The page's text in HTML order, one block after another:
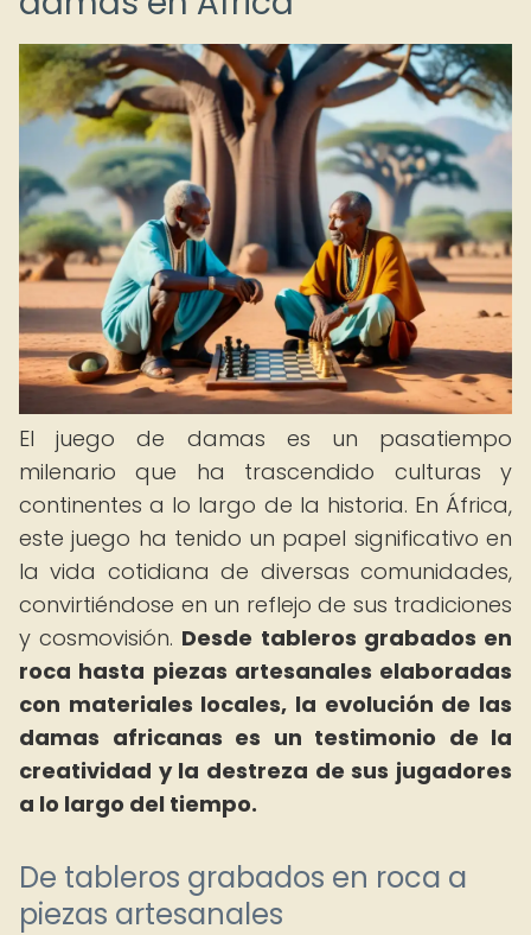
El juego de damas es un pasatiempo
milenario que ha trascendido culturas y
continentes a lo largo de la historia. En África,
este juego ha tenido un papel significativo en
la vida cotidiana de diversas comunidades,
convirtiéndose en un reflejo de sus tradiciones
y cosmovisión. Desde tableros grabados en
roca hasta piezas artesanales elaboradas
con materiales locales, la evolución de las
damas africanas es un testimonio de la
creatividad y la destreza de sus jugadores
a lo largo del tiempo.
De tableros grabados en roca a
piezas artesanales